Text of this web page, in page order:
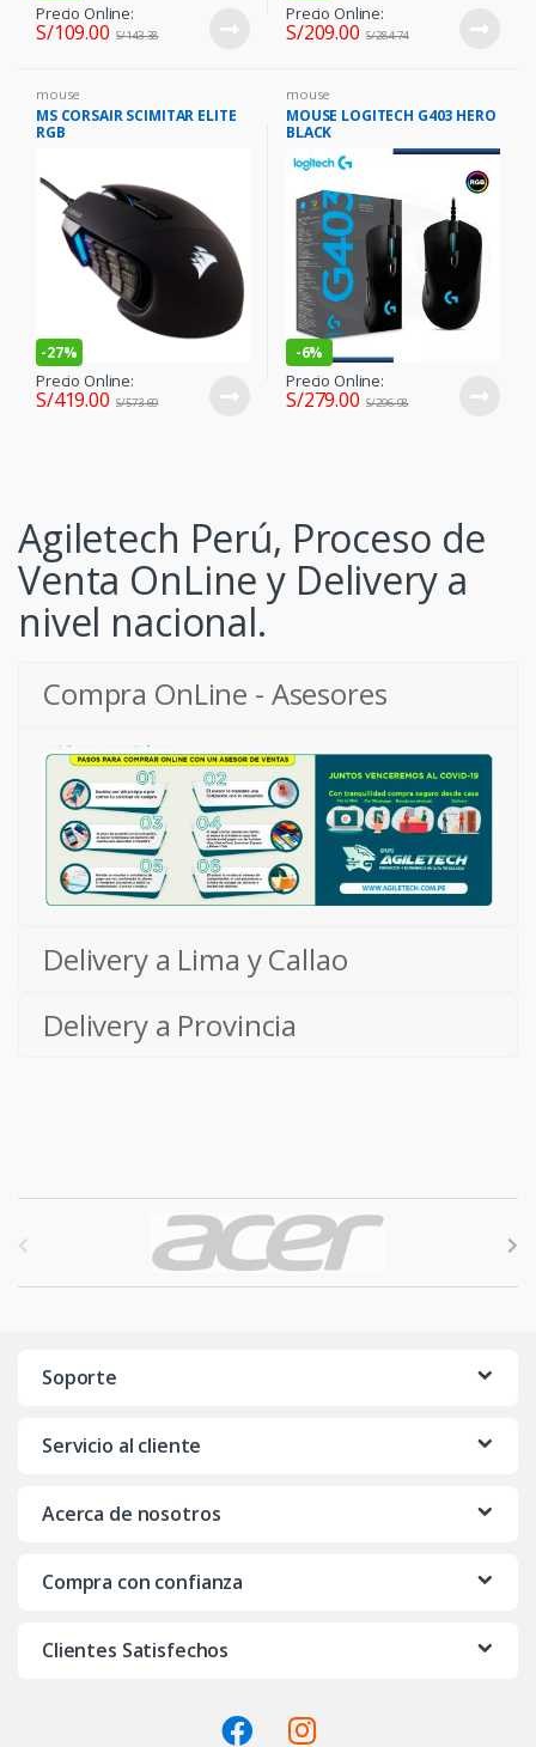
Precio Online:
S/109.00 S/143.38
Precio Online:
S/209.00 S/284.74
mouse
MS CORSAIR SCIMITAR ELITE
RGB
-27%
Precio Online:
S/419.00 S/573.69
mouse
MOUSE LOGITECH G403 HERO
BLACK
-6%
Precio Online:
S/279.00 S/296.98
Agiletech Perú, Proceso de
Venta OnLine y Delivery a
nivel nacional.
Compra OnLine - Asesores
Delivery a Lima y Callao
Delivery a Provincia
Soporte
Servicio al cliente
Acerca de nosotros
Compra con confianza
Clientes Satisfechos